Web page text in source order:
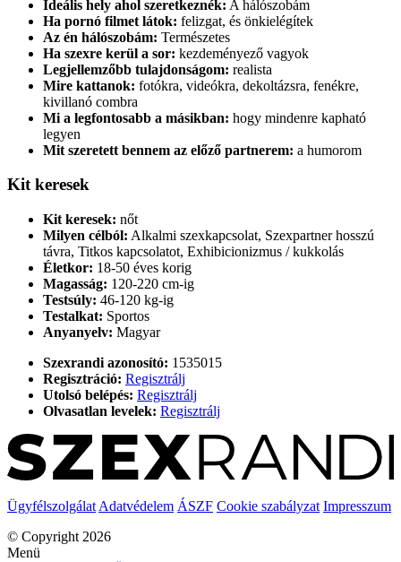
Ideális hely ahol szeretkeznék: A hálószobám
Ha pornó filmet látok: felizgat, és önkielégítek
Az én hálószobám: Természetes
Ha szexre kerül a sor: kezdeményező vagyok
Legjellemzőbb tulajdonságom: realista
Mire kattanok: fotókra, videókra, dekoltázsra, fenékre,
kivillanó combra
Mi a legfontosabb a másikban: hogy mindenre kapható
legyen
Mit szeretett bennem az előző partnerem: a humorom
Kit keresek
Kit keresek: nőt
Milyen célból: Alkalmi szexkapcsolat, Szexpartner hosszú
távra, Titkos kapcsolatot, Exhibicionizmus / kukkolás
Életkor: 18-50 éves korig
Magasság: 120-220 cm-ig
Testsúly: 46-120 kg-ig
Testalkat: Sportos
Anyanyelv: Magyar
Szexrandi azonosító: 1535015
Regisztráció: Regisztrálj
Utolsó belépés: Regisztrálj
Olvasatlan levelek: Regisztrálj
Ügyfélszolgálat Adatvédelem ÁSZF Cookie szabályzat Impresszum
© Copyright 2026
Menü